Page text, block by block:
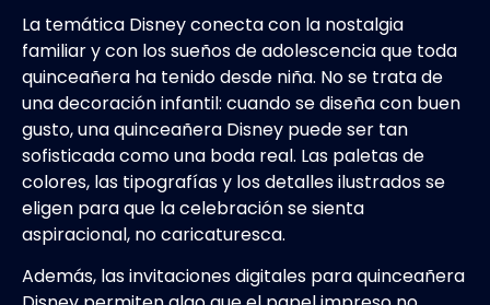
La temática Disney conecta con la nostalgia
familiar y con los sueños de adolescencia que toda
quinceañera ha tenido desde niña. No se trata de
una decoración infantil: cuando se diseña con buen
gusto, una quinceañera Disney puede ser tan
sofisticada como una boda real. Las paletas de
colores, las tipografías y los detalles ilustrados se
eligen para que la celebración se sienta
aspiracional, no caricaturesca.
Además, las invitaciones digitales para quinceañera